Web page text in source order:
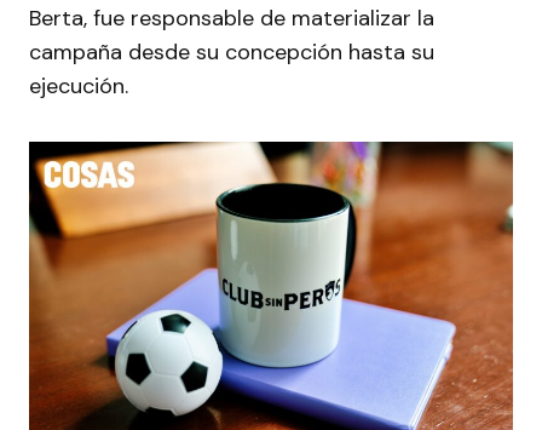
Berta, fue responsable de materializar la
campaña desde su concepción hasta su
ejecución.